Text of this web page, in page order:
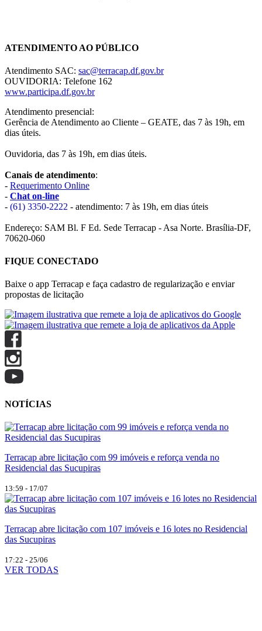
ATENDIMENTO AO PÚBLICO
Atendimento SAC: sac@terracap.df.gov.br
OUVIDORIA: Telefone 162
www.participa.df.gov.br
Atendimento presencial:
Gerência de Atendimento ao Cliente – GEATE, das 7 às 19h, em
dias úteis.
Ouvidoria, das 7 às 19h, em dias úteis.
Canais de atendimento:
- Requerimento Online
- Chat on-line
- (61) 3350-2222 - atendimento: 7 às 19h, em dias úteis
Endereço: SAM Bl. F Ed. Sede Terracap - Asa Norte. Brasília-DF,
70620-060
FIQUE CONECTADO
Baixe o app Terracap e faça cadastro de regularização e enviar
propostas de licitação
NOTÍCIAS
Terracap abre licitação com 99 imóveis e reforça venda no
Residencial das Sucupiras
13:59 - 17/07
Terracap abre licitação com 107 imóveis e 16 lotes no Residencial
das Sucupiras
17:22 - 25/06
VER TODAS